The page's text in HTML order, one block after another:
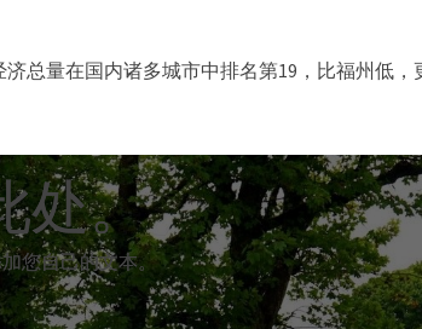
总量在国内诸多城市中排名第19，比福州低
处。
您自己的文本。
处。
您自己的文本。